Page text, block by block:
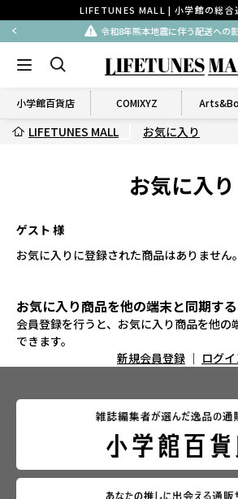
LIFETUNES MALL | 小学館の総合
令和8年熊本地震に伴う配送への
小学館百貨店 COMIXYZ
LIFETUNES MALL お気に入り
お気に入り
ゲスト 様
お気に入りに登録された商品はありません。
お気に入り商品を他の端末と同期する
会員登録を行うと、お気に入り商品を他の
できます。
新規会員登録 ｜ ログ